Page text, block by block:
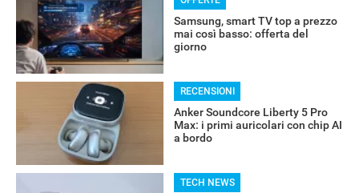
Samsung, smart TV top a prezzo
mai così basso: offerta del
giorno
RECENSIONI
Anker Soundcore Liberty 5 Pro
Max: i primi auricolari con chip AI
a bordo
TECH NEWS